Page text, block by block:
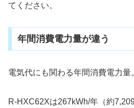
てください。
年間消費電力量が違う
電気代にも関わる年間消費電力量
R-HXC62Xは267kWh/年（約